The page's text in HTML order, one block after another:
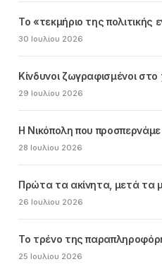
Το «τεκμήριο της πολιτικής
30 Ιουλίου 2026
Κίνδυνοι ζωγραφισμένοι στο
29 Ιουλίου 2026
Η Νικόπολη που προσπερνάμε
28 Ιουλίου 2026
Πρώτα τα ακίνητα, μετά τα
26 Ιουλίου 2026
Το τρένο της
25 Ιουλίου 2026